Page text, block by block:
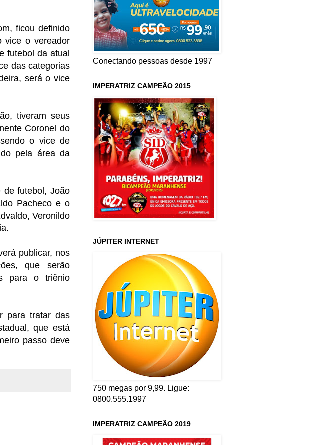
ficou definido
vice o vereador
futebol da atual
das categorias
será o vice
tiveram seus
Coronel do
o vice de
pela área da
de futebol, João
Pacheco e o
Veronildo
publicar, nos
que serão
para o triênio
para tratar das
que está
passo deve
Conectando pessoas desde 1997
IMPERATRIZ CAMPEÃO 2015
JÚPITER INTERNET
750 megas por 9,99. Ligue:
0800.555.1997
IMPERATRIZ CAMPEÃO 2019